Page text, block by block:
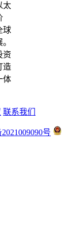
太
球
资
造
体
联系我们
号